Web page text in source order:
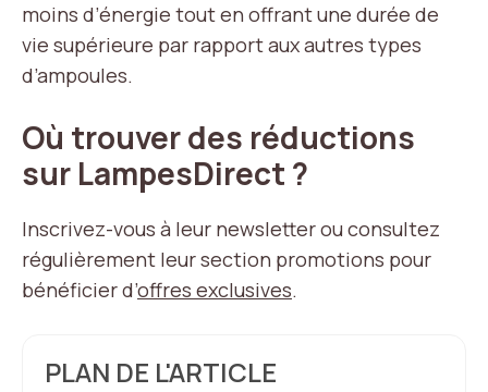
moins d’énergie tout en offrant une durée de
vie supérieure par rapport aux autres types
d’ampoules.
Où trouver des réductions
sur LampesDirect ?
Inscrivez-vous à leur newsletter ou consultez
régulièrement leur section promotions pour
bénéficier d’offres exclusives.
PLAN DE L'ARTICLE